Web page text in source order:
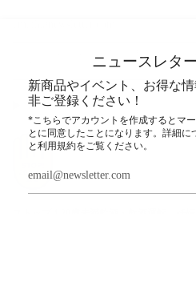
ニュースレタ
新商品やイベント、お得な
非ご登録ください！
*こちらでアカウントを作成するとマ
とに同意したことになります。詳細
と利用規約をご覧ください。
SNS